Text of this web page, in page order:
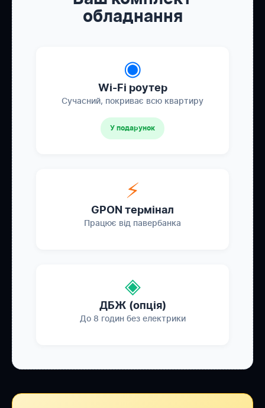
обладнання
◉
Wi-Fi роутер
Сучасний, покриває всю квартиру
У подарунок
⚡
GPON термінал
Працює від павербанка
◈
ДБЖ (опція)
До 8 годин без електрики